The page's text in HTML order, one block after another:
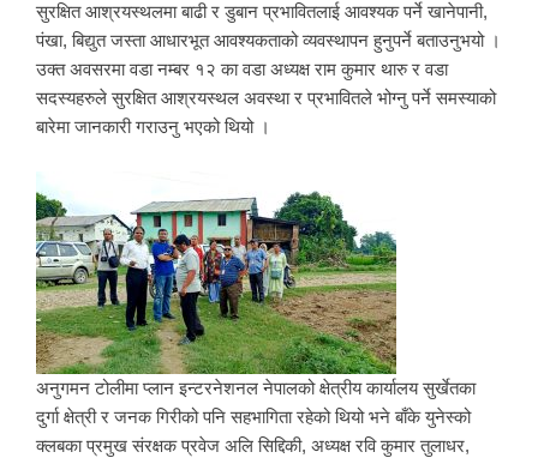
सुरक्षित आश्रयस्थलमा बाढी र डुबान प्रभावितलाई आवश्यक पर्ने खानेपानी,
पंखा, बिद्युत जस्ता आधारभूत आवश्यकताको व्यवस्थापन हुनुपर्ने बताउनुभयो ।
उक्त अवसरमा वडा नम्बर १२ का वडा अध्यक्ष राम कुमार थारु र वडा
सदस्यहरुले सुरक्षित आश्रयस्थल अवस्था र प्रभावितले भोग्नु पर्ने समस्याको
बारेमा जानकारी गराउनु भएको थियो ।
अनुगमन टोलीमा प्लान इन्टरनेशनल नेपालको क्षेत्रीय कार्यालय सुर्खेतका
दुर्गा क्षेत्री र जनक गिरीको पनि सहभागिता रहेको थियो भने बाँके युनेस्को
क्लबका प्रमुख संरक्षक प्रवेज अलि सिद्दिकी, अध्यक्ष रवि कुमार तुलाधर,